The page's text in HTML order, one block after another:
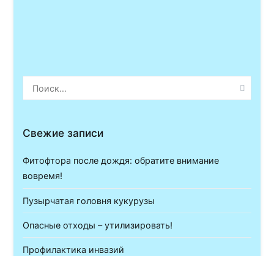
Найти:
Свежие записи
Фитофтора после дождя: обратите внимание
вовремя!
Пузырчатая головня кукурузы
Опасные отходы – утилизировать!
Профилактика инвазий